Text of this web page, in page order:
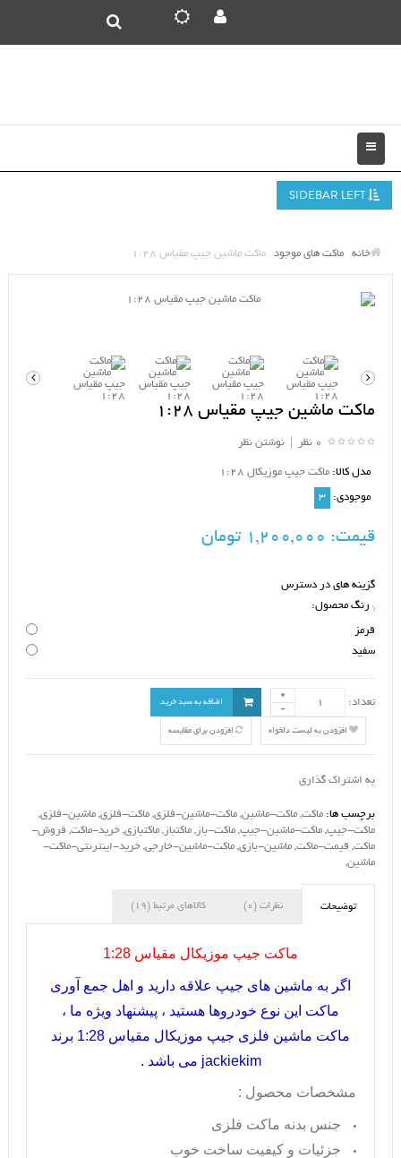
خانه ماکت های موجود ماکت ماشین جیپ مقیاس 1:28
ماکت ماشین جیپ مقیاس 1:28
0 نظر نوشتن نظر
مدل کالا: ماکت جیپ موزیکال 1:28
موجودی: 3
قیمت:
گزینه های در دسترس
* رنگ محصول:
قرمز
سفید
تعداد: اضافه به سبد خرید
افزودن به لیست دلخواه افزودن برای مقایسه
به اشتراک گذاری
برچسب ها: ماکت, ماکت-ماشین, ماکت-ماشین-فلزی, ماکت-فلزی, ماشین-فلزی,
ماکت-جیپ, ماکت-ماشین-جیپ, ماکت-باز , ماکتباز , ماکتبازی, خرید-ماکت, فروش-
ماکت, قیمت-ماکت, ماشین-بازی, ماکت-ماشین-خارجی, خرید-اینترنتی-ماکت-
ماشین,
توضیحات نظرات (0) کالاهای مرتبط (19)
ماکت جیپ موزیکال مقیاس 1:28
اگر به ماشین های جیپ علاقه دارید و اهل جمع آوری
ماکت این نوع خودروها هستید ، پیشنهاد ویژه ما ،
ماکت ماشین فلزی جیپ موزیکال مقیاس 1:28 برند
jackiekim می باشد .
مشخصات محصول :
جنس بدنه ماکت فلزی
جزئیات و کیفیت ساخت خوب